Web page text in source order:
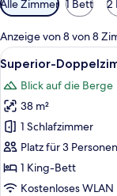
Filter
für
Zimmer
Alle Zimmer 1 Bett 2
Anzeige von 8 von 8
Alle
Fotos
für
Superior-
Doppelzimmer,
1
Schlafzimmer
anzeigen
8
Superior-
Blick auf die Berge
38 m²
1 Schlafzimmer
Platz für 3 Personen
1 King-Bett
Kostenloses WLAN